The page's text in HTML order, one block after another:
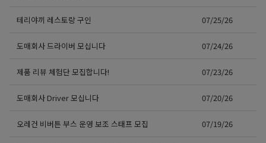
테리야끼 레스토랑 구인 07/25/26
도매회사 드라이버 모십니다 07/24/26
제품 리뷰 체험단 모집합니다! 07/23/26
도매회사 Driver 모십니다 07/20/26
오레건 비버튼 부스 운영 보조 스태프 모집 07/19/26